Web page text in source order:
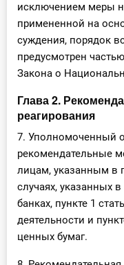
исключением меры
примененной на
суждения, порядок
предусмотрен
Закона о
Глава 2.
реагирования
7. Уполномоченный
рекомендательные
лицам, указанным в
случаях, указанных
банках, пункте 1
деятельности и
ценных бумаг.